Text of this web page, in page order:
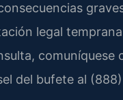
legal
comuníquese
del bufete al